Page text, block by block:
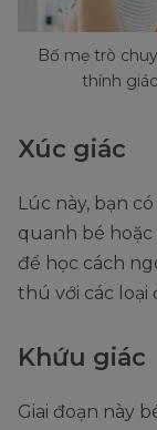
Bố mẹ trò
thính
Xúc giác
Lúc này, bạn
quanh bé
để học cách
thú với các loại
Khứu giác
Giai đoạn này